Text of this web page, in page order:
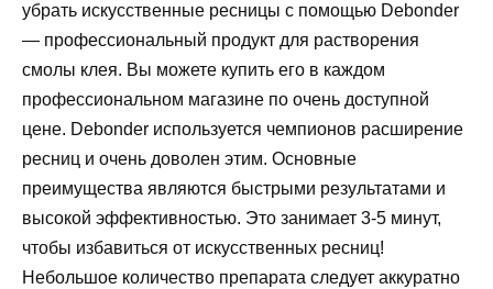
убрать искусственные ресницы с помощью Debonder
— профессиональный продукт для растворения
смолы клея. Вы можете купить его в каждом
профессиональном магазине по очень доступной
цене. Debonder используется чемпионов расширение
ресниц и очень доволен этим. Основные
преимущества являются быстрыми результатами и
высокой эффективностью. Это занимает 3-5 минут,
чтобы избавиться от искусственных ресниц!
Небольшое количество препарата следует аккуратно